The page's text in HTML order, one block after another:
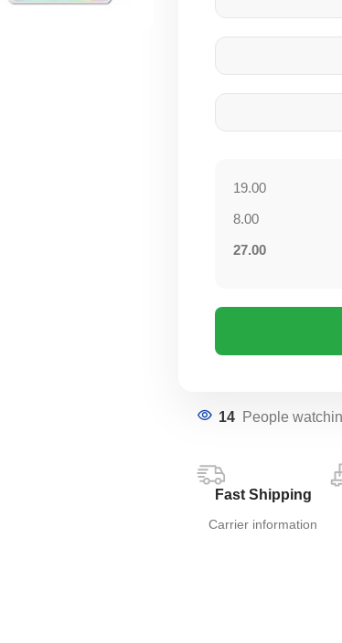
19.00
8.00
27.00
14 People
Fast Shipping
Carrier information